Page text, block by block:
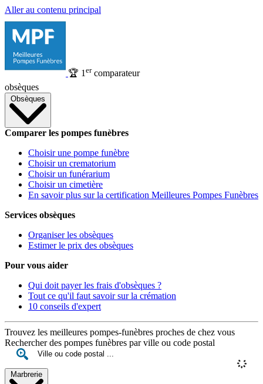
Aller au contenu principal
🏆 1 ercomparateur
obsèques
Obsèques
Comparer les pompes funèbres
Choisir une pompe funèbre
Choisir un crematorium
Choisir un funérarium
Choisir un cimetière
En savoir plus sur la certification Meilleures Pompes Funèbres
Services obsèques
Organiser les obsèques
Estimer le prix des obsèques
Pour vous aider
Qui doit payer les frais d'obsèques ?
Tout ce qu'il faut savoir sur la crémation
10 conseils d'expert
Trouvez les meilleures pompes-funèbres proches de chez vous
Rechercher des pompes funèbres par ville ou code postal
Marbrerie